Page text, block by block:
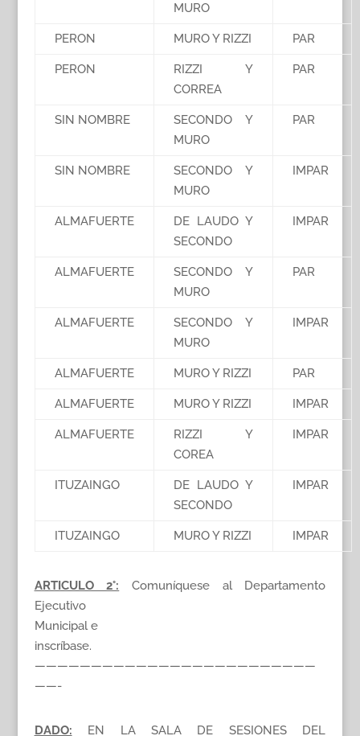
MURO
PERON MURO Y RIZZI PAR
PERON
RIZZI Y
CORREA
PAR
SIN NOMBRE
SECONDO Y
MURO
PAR
SIN NOMBRE
SECONDO Y
MURO
IMPAR
ALMAFUERTE
DE LAUDO Y
SECONDO
IMPAR
ALMAFUERTE
SECONDO Y
MURO
PAR
ALMAFUERTE
SECONDO Y
MURO
IMPAR
ALMAFUERTE MURO Y RIZZI PAR
ALMAFUERTE MURO Y RIZZI IMPAR
ALMAFUERTE
RIZZI Y
COREA
IMPAR
ITUZAINGO
DE LAUDO Y
SECONDO
IMPAR
ITUZAINGO MURO Y RIZZI IMPAR
ARTICULO 2°: Comuníquese al Departamento
Ejecutivo
Municipal e
inscríbase.
—————————————————————————
——-
DADO: EN LA SALA DE SESIONES DEL